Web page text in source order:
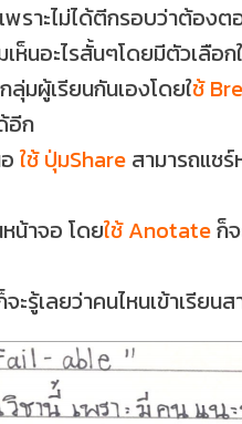
ราะไม่ได้ตีกรอบว่าต้อง
ห็นอะไรสั้นๆโดยมีตัวเลื
มผู้เรียนกันเองโดยใช้
อีก
อใช้ ปุ่มShare สามารถแช
น้าจอ โดยใช้ Anotateก็
ะรู้เลยว่าคนไหนเข้าเรียน